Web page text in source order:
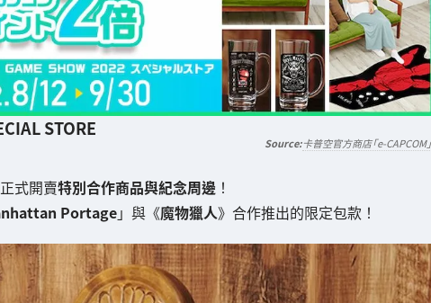
STORE
卡普空官方商店「e-CAPCOM」
式開賣特別合作商品與紀念周邊！
Portage」與《魔物獵人》合作推出的限定包款！